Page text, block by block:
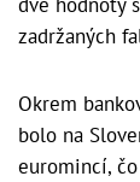
zadržaných
Okrem
bolo na
euromincí,